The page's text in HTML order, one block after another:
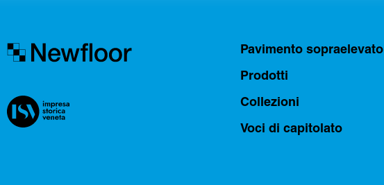
Pavimento sopraelevato
Prodotti
Collezioni
Voci di capitolato